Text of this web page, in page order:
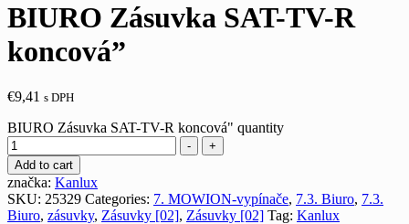
BIURO Zásuvka SAT-TV-R
koncová”
€9,41 s DPH
BIURO Zásuvka SAT-TV-R koncová" quantity
-
+
Add to cart
značka: Kanlux
SKU: 25329 Categories: 7. MOWION-vypínače, 7.3. Biuro, 7.3.
Biuro, zásuvky, Zásuvky [02], Zásuvky [02] Tag: Kanlux